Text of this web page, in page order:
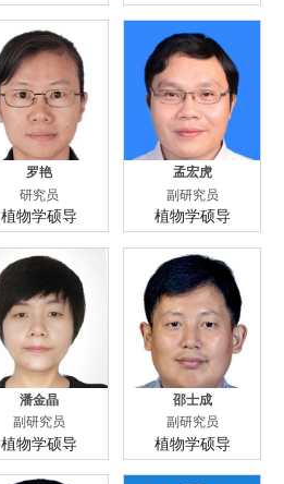
罗艳
研究员
植物学硕导
孟宏虎
副研究员
植物学硕导
潘金晶
副研究员
植物学硕导
邵士成
副研究员
植物学硕导